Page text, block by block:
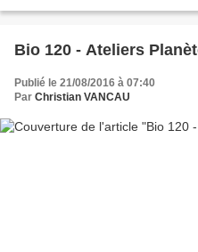
Bio 120 - Ateliers
Publié le 21/08/2016 à 07:40
Par Christian VANCAU